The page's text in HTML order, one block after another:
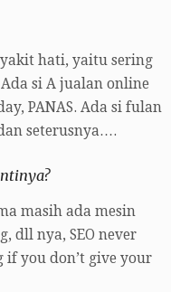
hati, yaitu sering
si A jualan online
PANAS. Ada si fulan
seterusnya….
masih ada mesin
dll nya, SEO never
if you don’t give your